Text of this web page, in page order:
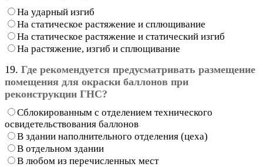
На ударный изгиб
На статическое растяжение и сплющивание
На статическое растяжение и статический изгиб
На растяжение, изгиб и сплющивание
19. Где рекомендуется предусматривать размещение
помещения для окраски баллонов при
реконструкции ГНС?
Сблокированным с отделением технического
освидетельствования баллонов
В здании наполнительного отделения (цеха)
В отдельном здании
В любом из перечисленных мест